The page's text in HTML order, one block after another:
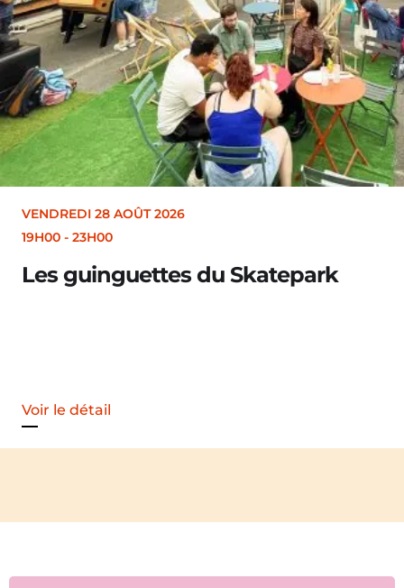
VENDREDI 28 AOÛT 2026
19H30
Merle [Un dernier soir d’été :
Voir le détail